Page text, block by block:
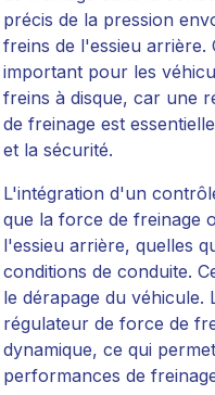
précis de la pression
freins de l'essieu arrière.
important pour les
freins à disque, car une
de freinage est
et la sécurité.
L'intégration d'un
que la force de freinage
l'essieu arrière, quelles
conditions de conduite.
le dérapage du véhicule.
régulateur de force de
dynamique, ce qui
performances de